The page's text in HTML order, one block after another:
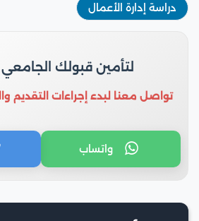
دراسة إدارة الأعمال
لتأمين قبولك
تواصل معنا لبدء إجراءات التقديم
واتساب